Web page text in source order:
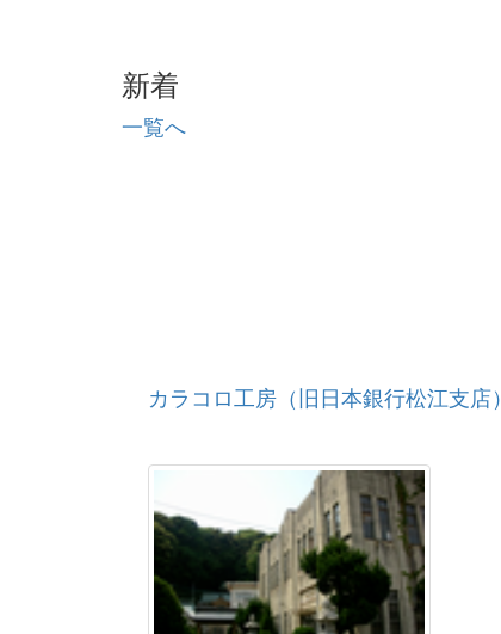
新着
一覧へ
カラコロ工房（旧日本銀行松江支店）